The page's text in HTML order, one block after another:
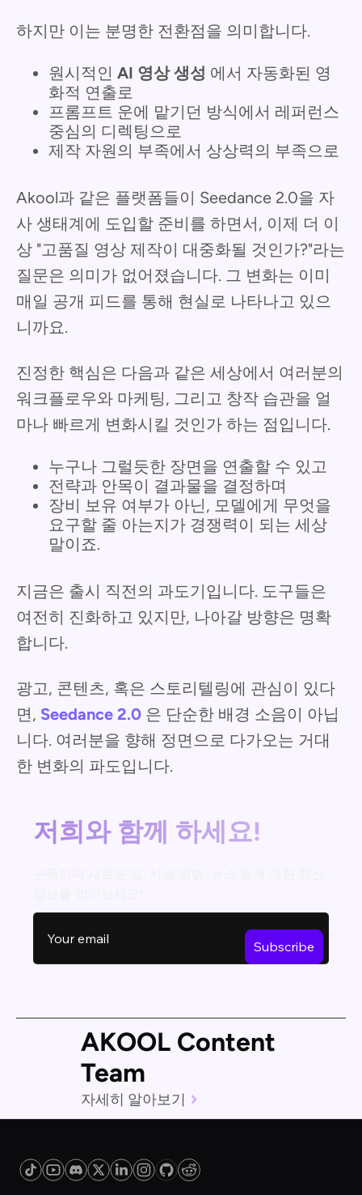
하지만 이는 분명한 전환점을 의미합니다.
원시적인 AI 영상 생성 에서 자동화된 영
화적 연출로
프롬프트 운에 맡기던 방식에서 레퍼런스
중심의 디렉팅으로
제작 자원의 부족에서 상상력의 부족으로
Akool과 같은 플랫폼들이 Seedance 2.0을 자
사 생태계에 도입할 준비를 하면서, 이제 더 이
상 "고품질 영상 제작이 대중화될 것인가?"라는
질문은 의미가 없어졌습니다. 그 변화는 이미
매일 공개 피드를 통해 현실로 나타나고 있으
니까요.
진정한 핵심은 다음과 같은 세상에서 여러분의
워크플로우와 마케팅, 그리고 창작 습관을 얼
마나 빠르게 변화시킬 것인가 하는 점입니다.
누구나 그럴듯한 장면을 연출할 수 있고
전략과 안목이 결과물을 결정하며
장비 보유 여부가 아닌, 모델에게 무엇을
요구할 줄 아는지가 경쟁력이 되는 세상
말이죠.
지금은 출시 직전의 과도기입니다. 도구들은
여전히 진화하고 있지만, 나아갈 방향은 명확
합니다.
광고, 콘텐츠, 혹은 스토리텔링에 관심이 있다
면, Seedance 2.0 은 단순한 배경 소음이 아닙
니다. 여러분을 향해 정면으로 다가오는 거대
한 변화의 파도입니다.
저희와 함께 하세요!
AKOOL Content
Team
자세히 알아보기